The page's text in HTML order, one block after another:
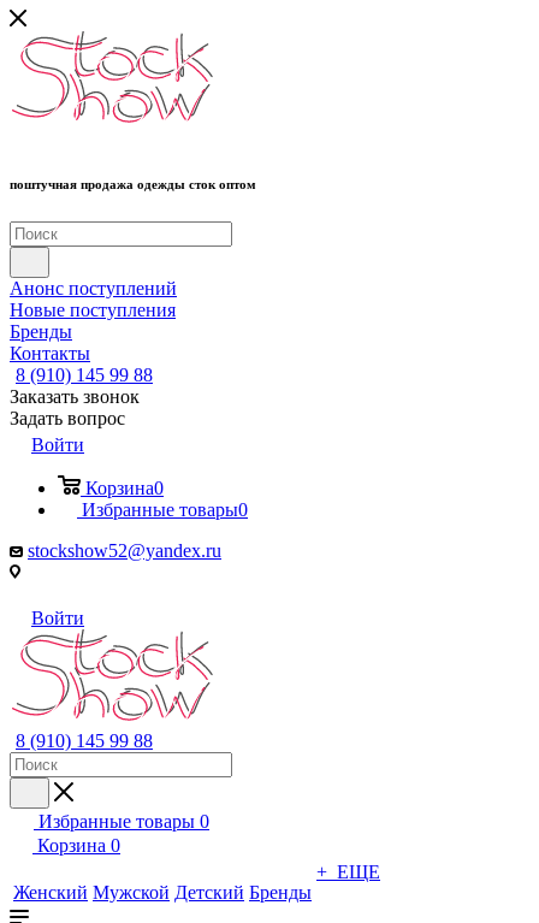
поштучная продажа одежды сток оптом
Анонс поступлений
Новые поступления
Бренды
Контакты
8 (910) 145 99 88
Заказать звонок
Задать вопрос
Войти
Корзина0
Избранные товары0
stockshow52@yandex.ru
Войти
8 (910) 145 99 88
Избранные товары 0
Корзина 0
Женский Мужской Детский Бренды
+ ЕЩЕ